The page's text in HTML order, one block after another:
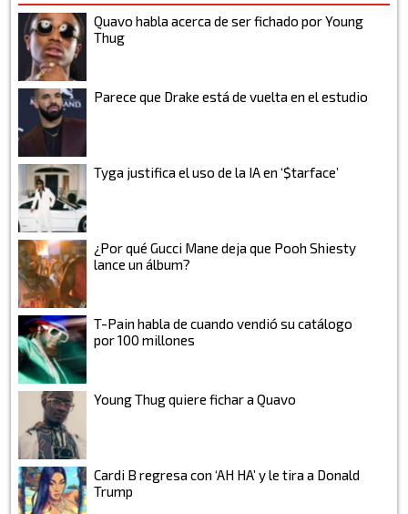
Quavo habla acerca de ser fichado por Young
Thug
Parece que Drake está de vuelta en el estudio
Tyga justifica el uso de la IA en ‘$tarface’
¿Por qué Gucci Mane deja que Pooh Shiesty
lance un álbum?
T-Pain habla de cuando vendió su catálogo
por 100 millones
Young Thug quiere fichar a Quavo
Cardi B regresa con ‘AH HA’ y le tira a Donald
Trump